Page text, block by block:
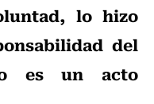
lo hizo
del
es un acto